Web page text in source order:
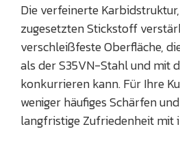
Die verfeinerte
zugesetzten Stickstoff
verschleißfeste Oberfläche,
als der S35VN-Stahl und mit
konkurrieren kann. Für Ihre
weniger häufiges Schärfen
langfristige Zufriedenheit mit